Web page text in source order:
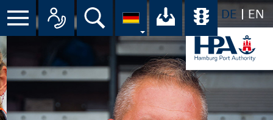
DE EN
Menü Alle Ansprechpartner im
Suche Ihr Download-